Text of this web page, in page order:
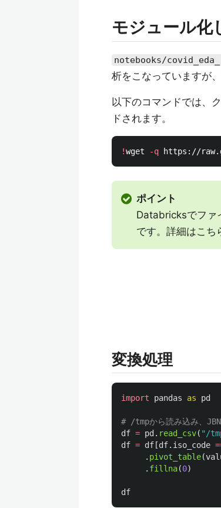
モジュール化
notebooks/
析をこなっていますが
以下のコマンドでは、
ドされます。
!wget -q https://
ポイント
Databricksでファ
です。詳細はこち
変換処理
import pandas as pd
df = pd . read_csv( " /
df = df [df. iso_code
. pivot_table(
. fillna(0)
df